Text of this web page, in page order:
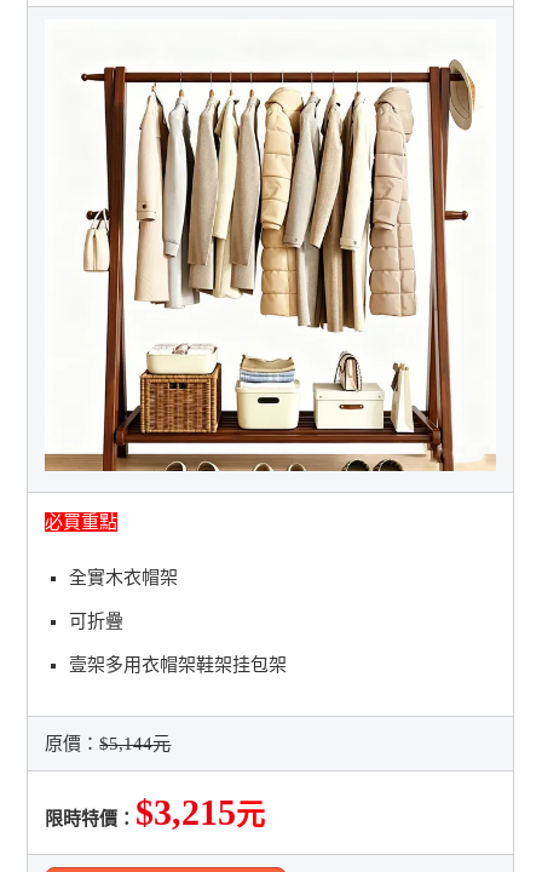
必買重點
全實木衣帽架
可折疊
壹架多用衣帽架鞋架挂包架
原價：$5,144元
限時特價： $3,215元